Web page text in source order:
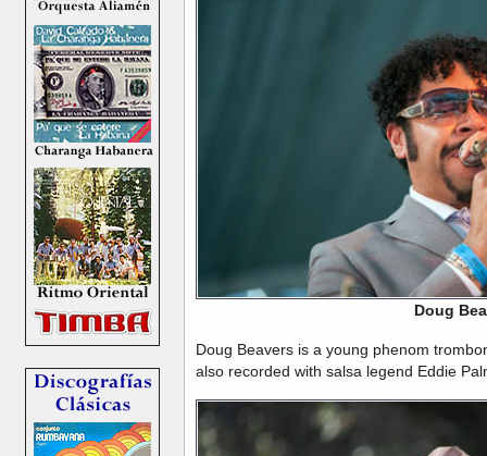
Doug
Doug Beavers is a young phenom
also recorded with salsa legend Eddie